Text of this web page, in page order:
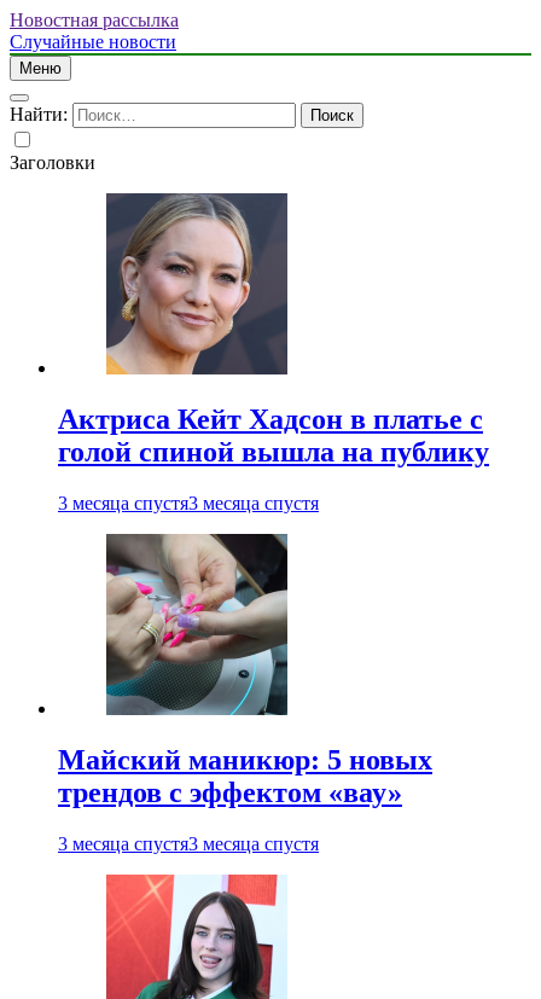
Новостная рассылка
Случайные новости
Меню
Найти:
Заголовки
Актриса Кейт Хадсон в платье с
голой спиной вышла на публику
3 месяца спустя3 месяца спустя
Майский маникюр: 5 новых
трендов с эффектом «вау»
3 месяца спустя3 месяца спустя